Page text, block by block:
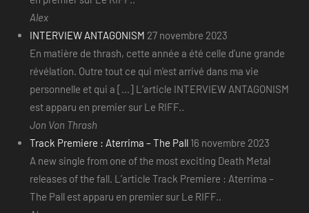
Alex
INTERVIEW ANTAGONISM 27 novembre 2023
En matière de thrash, cette année a été celle d’une grande
révélation. Outre tout ce qui m’est arrivé dans ma vie
personnelle et qui a [...] L’article INTERVIEW ANTAGONISM
est apparu en premier sur Le RIFF..
Jon Von Thrash
Track Premiere : Aterrima – The Pall 16 novembre 2023
A new single from one of the most exciting Death Metal
releases of the fall. L’article Track Premiere : Aterrima –
The Pall est apparu en premier sur Le RIFF..